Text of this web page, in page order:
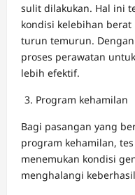
sulit dilakukan. Hal ini
kondisi kelebihan
turun temurun.
proses perawatan
lebih efektif.
Program kehamilan
Bagi pasangan yang
program kehamilan,
menemukan kondisi
menghalangi